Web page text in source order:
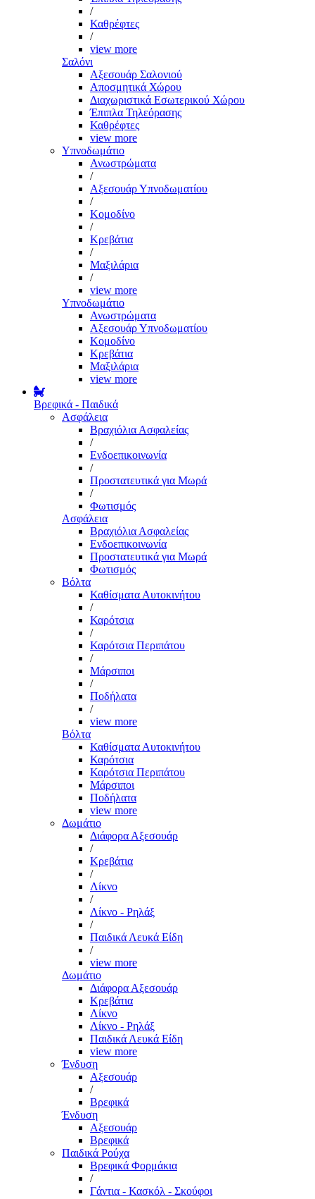
/
Καθρέφτες
/
view more
Σαλόνι
Αξεσουάρ Σαλονιού
Αποσμητικά Χώρου
Διαχωριστικά Εσωτερικού Χώρου
Έπιπλα Τηλεόρασης
Καθρέφτες
view more
Υπνοδωμάτιο
Ανωστρώματα
/
Αξεσουάρ Υπνοδωματίου
/
Κομοδίνο
/
Κρεβάτια
/
Μαξιλάρια
/
view more
Υπνοδωμάτιο
Ανωστρώματα
Αξεσουάρ Υπνοδωματίου
Κομοδίνο
Κρεβάτια
Μαξιλάρια
view more
Βρεφικά - Παιδικά
Ασφάλεια
Βραχιόλια Ασφαλείας
/
Ενδοεπικοινωνία
/
Προστατευτικά για Μωρά
/
Φωτισμός
Ασφάλεια
Βραχιόλια Ασφαλείας
Ενδοεπικοινωνία
Προστατευτικά για Μωρά
Φωτισμός
Βόλτα
Καθίσματα Αυτοκινήτου
/
Καρότσια
/
Καρότσια Περιπάτου
/
Μάρσιποι
/
Ποδήλατα
/
view more
Βόλτα
Καθίσματα Αυτοκινήτου
Καρότσια
Καρότσια Περιπάτου
Μάρσιποι
Ποδήλατα
view more
Δωμάτιο
Διάφορα Αξεσουάρ
/
Κρεβάτια
/
Λίκνο
/
Λίκνο - Ρηλάξ
/
Παιδικά Λευκά Είδη
/
view more
Δωμάτιο
Διάφορα Αξεσουάρ
Κρεβάτια
Λίκνο
Λίκνο - Ρηλάξ
Παιδικά Λευκά Είδη
view more
Ένδυση
Αξεσουάρ
/
Βρεφικά
Ένδυση
Αξεσουάρ
Βρεφικά
Παιδικά Ρούχα
Βρεφικά Φορμάκια
/
Γάντια - Κασκόλ - Σκούφοι